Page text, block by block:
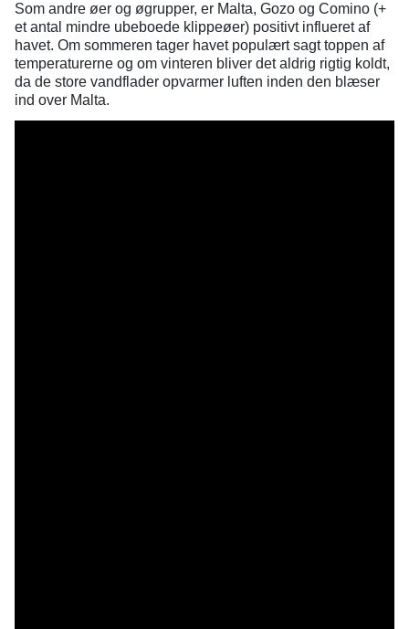
Som andre øer og øgrupper, er Malta, Gozo og Comino (+
et antal mindre ubeboede klippeøer) positivt influeret af
havet. Om sommeren tager havet populært sagt toppen af
temperaturerne og om vinteren bliver det aldrig rigtig koldt,
da de store vandflader opvarmer luften inden den blæser
ind over Malta.